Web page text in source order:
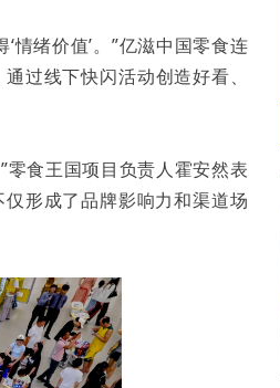
情绪价值’。”亿滋中国零食连
过线下快闪活动创造好看、
食王国项目负责人霍安然表
形成了品牌影响力和渠道场